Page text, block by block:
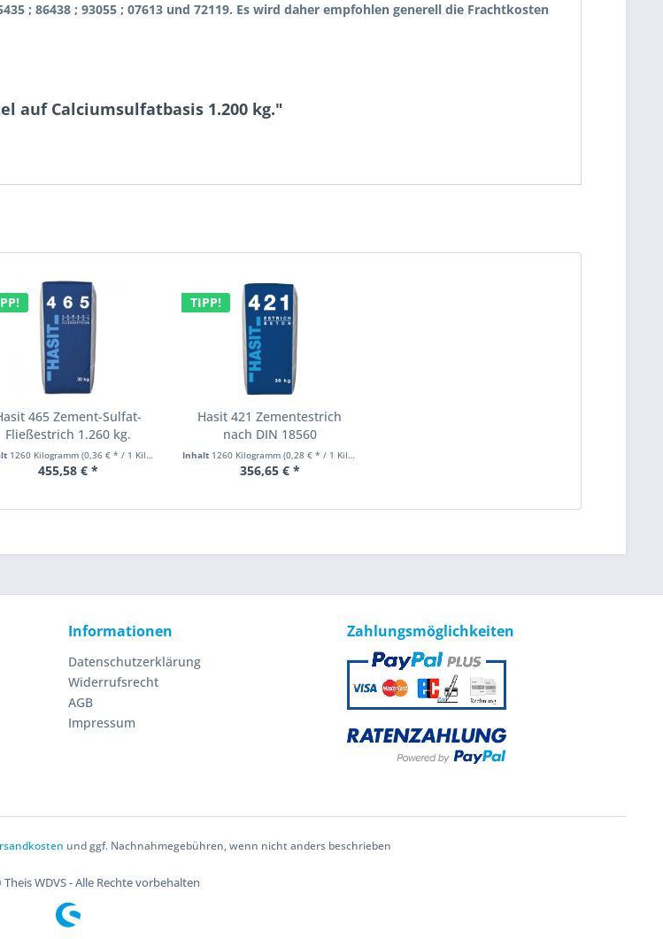
; 86438 ; 93055 ; 07613 und 72119. Es wird daher empfohlen generell die Frachtkosten
auf Calciumsulfatbasis 1.200 kg."
465 Zement-Sulfat-
Fließestrich 1.260 kg.
1260 Kilogramm(0,36 € * / 1 Kilogramm)
455,58 € *
TIPP!
Hasit 421 Zementestrich
nach DIN 18560
Inhalt 1260 Kilogramm (0,28 € * / 1 Kilogramm)
356,65 € *
Informationen
Datenschutzerklärung
Widerrufsrecht
AGB
Impressum
Zahlungsmöglichkeiten
und ggf. Nachnahmegebühren, wenn nicht anders beschrieben
WDVS - Alle Rechte vorbehalten